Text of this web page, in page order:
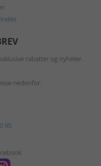
rabatter og nyheter.
nedenfor.
95